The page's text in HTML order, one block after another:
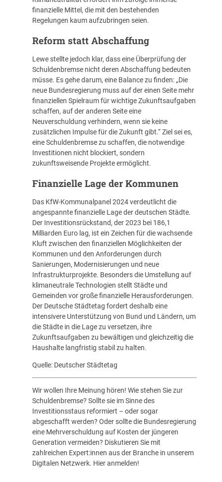
finanzielle Mittel, die mit den bestehenden
Regelungen kaum aufzubringen seien.
Reform statt Abschaffung
Lewe stellte jedoch klar, dass eine Überprüfung der
Schuldenbremse nicht deren Abschaffung bedeuten
müsse. Es gehe darum, eine Balance zu finden: „Die
neue Bundesregierung muss auf der einen Seite mehr
finanziellen Spielraum für wichtige Zukunftsaufgaben
schaffen, auf der anderen Seite eine
Neuverschuldung verhindern, wenn sie keine
zusätzlichen Impulse für die Zukunft gibt.“ Ziel sei es,
eine Schuldenbremse zu schaffen, die notwendige
Investitionen nicht blockiert, sondern
zukunftsweisende Projekte ermöglicht.
Finanzielle Lage der Kommunen
Das KfW-Kommunalpanel 2024 verdeutlicht die
angespannte finanzielle Lage der deutschen Städte.
Der Investitionsrückstand, der 2023 bei 186,1
Milliarden Euro lag, ist ein Zeichen für die wachsende
Kluft zwischen den finanziellen Möglichkeiten der
Kommunen und den Anforderungen durch
Sanierungen, Modernisierungen und neue
Infrastrukturprojekte. Besonders die Umstellung auf
klimaneutrale Technologien stellt Städte und
Gemeinden vor große finanzielle Herausforderungen.
Der Deutsche Städtetag fordert deshalb eine
intensivere Unterstützung von Bund und Ländern, um
die Städte in die Lage zu versetzen, ihre
Zukunftsaufgaben zu bewältigen und gleichzeitig die
Haushalte langfristig stabil zu halten.
Quelle: Deutscher Städtetag
Wir wollen Ihre Meinung hören! Wie stehen Sie zur
Schuldenbremse? Sollte sie im Sinne des
Investitionsstaus reformiert – oder sogar
abgeschafft werden? Oder sollte die Bundesregierung
eine Mehrverschuldung auf Kosten der jüngeren
Generation vermeiden? Diskutieren Sie mit
zahlreichen Expert:innen aus der Branche in unserem
Digitalen Netzwerk. Hier anmelden!